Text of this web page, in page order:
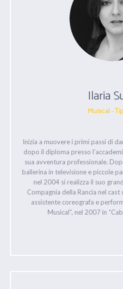
Ilaria
Musical -
Inizia a muovere i primi passi di
dopo il diploma presso
sua avventura professionale.
ballerina in televisione e piccole
nel 2004 si realizza il suo
Compagnia della Rancia nel cast
assistente coreografa e
Musical”, nel 2007 in